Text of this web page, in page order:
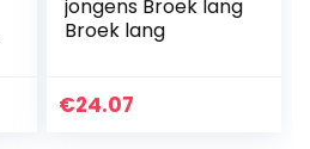
jongens Broek lang
Broek lang
€24.07